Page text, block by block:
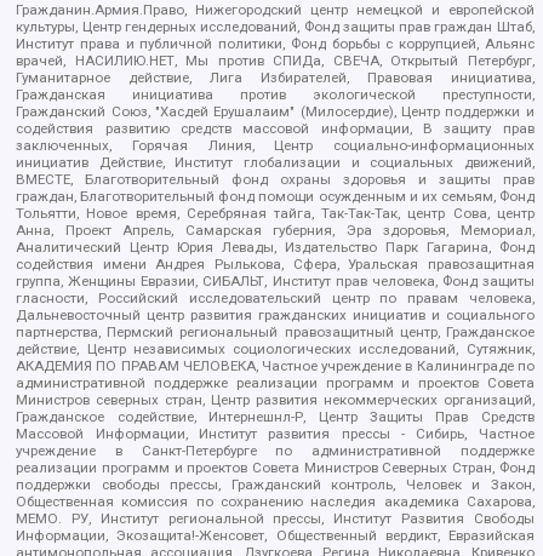
Гражданин.Армия.Право, Нижегородский центр немецкой и европейской
культуры, Центр гендерных исследований, Фонд защиты прав граждан Штаб,
Институт права и публичной политики, Фонд борьбы с коррупцией, Альянс
врачей, НАСИЛИЮ.НЕТ, Мы против СПИДа, СВЕЧА, Открытый Петербург,
Гуманитарное действие, Лига Избирателей, Правовая инициатива,
Гражданская инициатива против экологической преступности,
Гражданский Союз, "Хасдей Ерушалаим" (Милосердие), Центр поддержки и
содействия развитию средств массовой информации, В защиту прав
заключенных, Горячая Линия, Центр социально-информационных
инициатив Действие, Институт глобализации и социальных движений,
ВМЕСТЕ, Благотворительный фонд охраны здоровья и защиты прав
граждан, Благотворительный фонд помощи осужденным и их семьям, Фонд
Тольятти, Новое время, Серебряная тайга, Так-Так-Так, центр Сова, центр
Анна, Проект Апрель, Самарская губерния, Эра здоровья, Мемориал,
Аналитический Центр Юрия Левады, Издательство Парк Гагарина, Фонд
содействия имени Андрея Рылькова, Сфера, Уральская правозащитная
группа, Женщины Евразии, СИБАЛЬТ, Институт прав человека, Фонд защиты
гласности, Российский исследовательский центр по правам человека,
Дальневосточный центр развития гражданских инициатив и социального
партнерства, Пермский региональный правозащитный центр, Гражданское
действие, Центр независимых социологических исследований, Сутяжник,
АКАДЕМИЯ ПО ПРАВАМ ЧЕЛОВЕКА, Частное учреждение в Калининграде по
административной поддержке реализации программ и проектов Совета
Министров северных стран, Центр развития некоммерческих организаций,
Гражданское содействие, Интернешнл-Р, Центр Защиты Прав Средств
Массовой Информации, Институт развития прессы - Сибирь, Частное
учреждение в Санкт-Петербурге по административной поддержке
реализации программ и проектов Совета Министров Северных Стран, Фонд
поддержки свободы прессы, Гражданский контроль, Человек и Закон,
Общественная комиссия по сохранению наследия академика Сахарова,
МЕМО. РУ, Институт региональной прессы, Институт Развития Свободы
Информации, Экозащита!-Женсовет, Общественный вердикт, Евразийская
антимонопольная ассоциация, Дзугкоева Регина Николаевна, Кривенко